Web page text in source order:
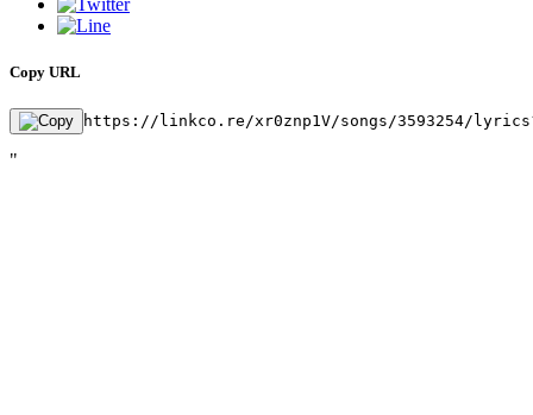
Copy URL
https://linkco.re/xr0znp1V/songs/3593254/
"